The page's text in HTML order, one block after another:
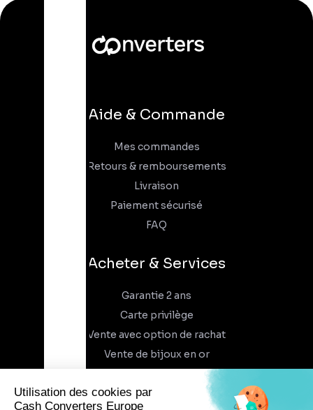
Aide & Commande
Mes commandes
Retours & remboursements
Livraison
Paiement sécurisé
FAQ
Acheter & Services
Garantie 2 ans
Carte privilège
Vente avec option de rachat
Vente de bijoux en or
À propos